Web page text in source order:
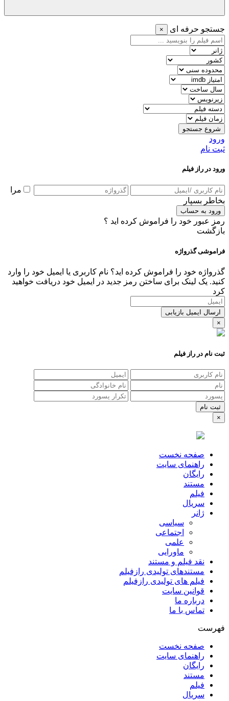
جستجو حرفه ای ×
شروع جستجو
ورود
ثبت نام
ورود در راز فیلم
مرا
بخاطر بسپار
ورود به حساب
رمز عبور خود را فراموش کرده اید ؟
بازگشت
فراموشی گذرواژه
گذرواژه خود را فراموش کرده اید؟ نام کاربری یا ایمیل خود را وارد
کنید. یک لینک برای ساختن رمز جدید در ایمیل خود دریافت خواهید
کرد
ارسال ایمیل بازیابی
×
ثبت نام در راز فیلم
×
صفحه نخست
راهنمای سایت
رایگان
مستند
فیلم
سریال
ژانر
سیاسی
اجتماعی
علمی
ماورایی
نقد فیلم و مستند
مستندهای تولیدی رازفیلم
فیلم های تولیدی رازفیلم
قوانین سایت
درباره ما
تماس با ما
فهرست
صفحه نخست
راهنمای سایت
رایگان
مستند
فیلم
سریال